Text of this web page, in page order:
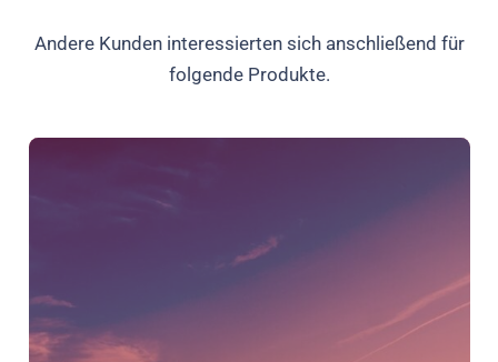
Andere Kunden interessierten sich anschließend für
folgende Produkte.